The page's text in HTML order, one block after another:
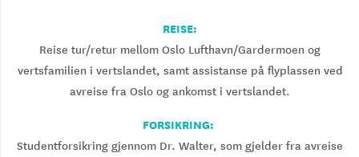
REISE:
Reise tur/retur mellom Oslo Lufthavn/Gardermoen og
vertsfamilien i vertslandet, samt assistanse på flyplassen ved
avreise fra Oslo og ankomst i vertslandet.
FORSIKRING:
Studentforsikring gjennom Dr. Walter, som gjelder fra avreise